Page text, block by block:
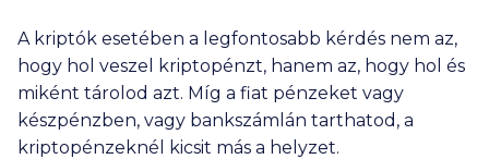
A kriptók esetében a legfontosabb kérdés nem az,
hogy hol veszel kriptopénzt, hanem az, hogy hol és
miként tárolod azt. Míg a fiat pénzeket vagy
készpénzben, vagy bankszámlán tarthatod, a
kriptopénzeknél kicsit más a helyzet.